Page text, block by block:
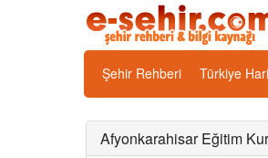
Şehir Rehberi Türkiye
Afyonkarahisar Eğitim